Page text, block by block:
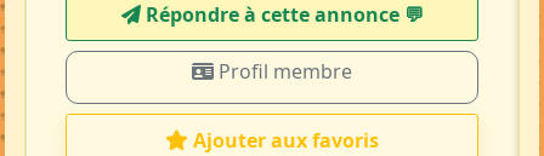
Répondre à cette annonce 💬​
Profil membre
Ajouter aux favoris